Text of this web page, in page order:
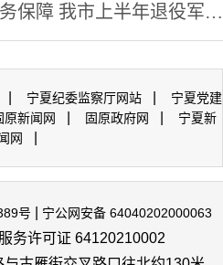
厚植尊崇情怀 做实服务保障 我市上半年退役军人事务工作交出亮眼答卷
宁夏纪委监察厅网站
宁夏党建
原新闻网 固原政府网
宁夏新
网
号
宁公网安备 64040202000063
务许可证 64120210002